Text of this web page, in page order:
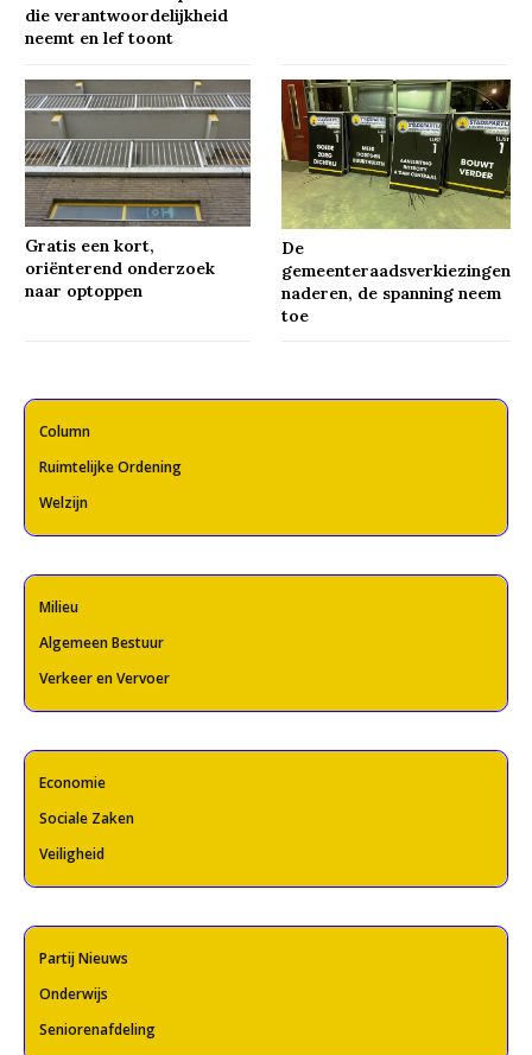
die verantwoordelijkheid
neemt en lef toont
Gratis een kort,
oriënterend onderzoek
naar optoppen
De
gemeenteraadsverkiezingen
naderen, de spanning neem
toe
Column
Ruimtelijke Ordening
Welzijn
Milieu
Algemeen Bestuur
Verkeer en Vervoer
Economie
Sociale Zaken
Veiligheid
Partij Nieuws
Onderwijs
Seniorenafdeling